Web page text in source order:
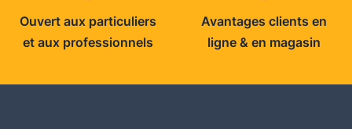
Ouvert aux particuliers
et aux professionnels
Avantages clients en
ligne & en magasin